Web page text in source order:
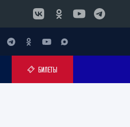
БИЛЕТЫ